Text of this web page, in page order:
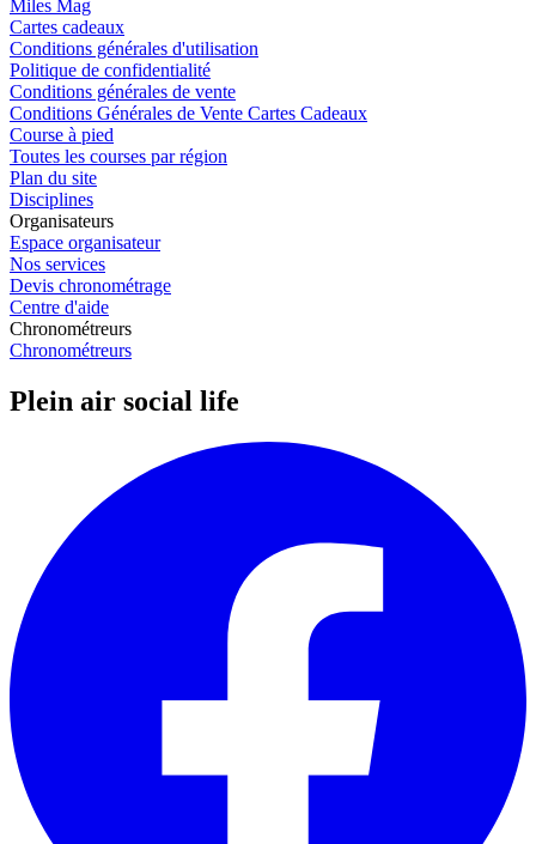
Miles Mag
Cartes cadeaux
Conditions générales d'utilisation
Politique de confidentialité
Conditions générales de vente
Conditions Générales de Vente Cartes Cadeaux
Course à pied
Toutes les courses par région
Plan du site
Disciplines
Organisateurs
Espace organisateur
Nos services
Devis chronométrage
Centre d'aide
Chronométreurs
Chronométreurs
Plein air social life